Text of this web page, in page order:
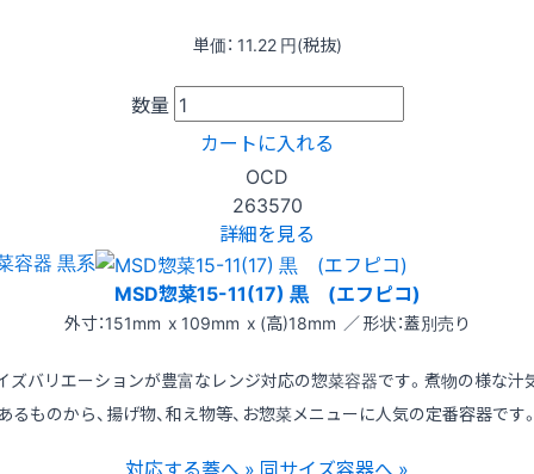
単価： 11.22 円(税抜)
数量
カートに入れる
OCD
263570
詳細を見る
容器 黒系
MSD惣菜15-11(17) 黒 (エフピコ)
外寸：151mm x 109mm x (高)18mm ／ 形状：蓋別売り
ズバリエーションが豊富なレンジ対応の惣菜容器です。煮物の様な汁
るものから、揚げ物、和え物等、お惣菜メニューに人気の定番容器です
対応する蓋へ » 同サイズ容器へ »